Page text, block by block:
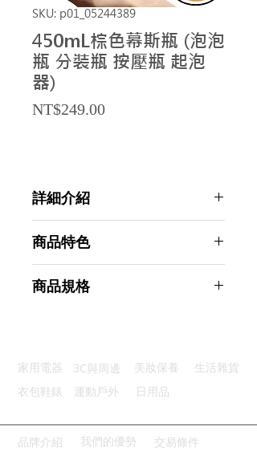
SKU: p01_05244389
450mL棕色幕斯瓶 (泡泡
瓶 分裝瓶 按壓瓶 起泡
器)
NT$249.00Price
詳細介紹
商品特色
節省肥皂：減少肥皂使用環保又經濟
商品規格
主要材質：塑料
商品尺寸：6.5*6.5*18.5cm
產地名稱：中國大陸
代理商：亞桓有限公司
家用電器 3C與周邊 美妝保養
生活雜貨
衣包鞋錶
運動戶外 日用品
品牌介紹 我們的優勢 交易條件